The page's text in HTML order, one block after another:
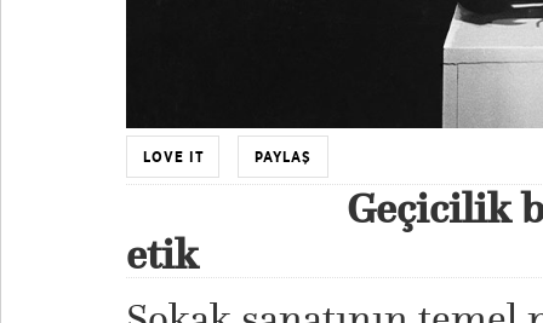
LOVE IT PAYLAŞ
Geçicilik
etik